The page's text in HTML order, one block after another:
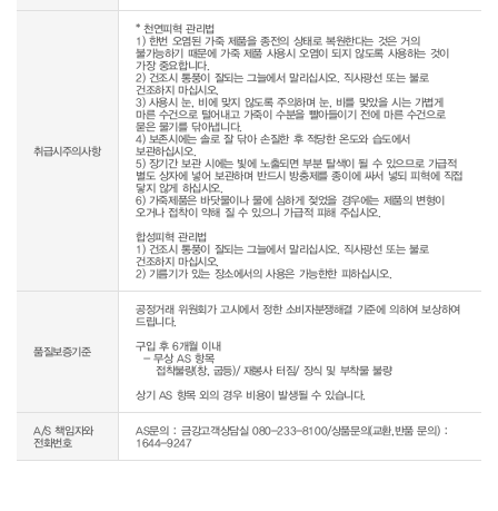
취급시주의사항
* 천연피혁 관리법
1) 한번 오염된 가죽 제품을 종전의 상태로 복원한다는 것은 거의
불가능하기 때문에 가죽 제품 사용시 오염이 되지 않도록 사용하는 것이
가장 중요합니다.
2) 건조시 통풍이 잘되는 그늘에서 말리십시오. 직사광선 또는 불로
건조하지 마십시오.
3) 사용시 눈, 비에 맞지 않도록 주의하며 눈, 비를 맞았을 시는 가볍게
마른 수건으로 털어내고 가죽이 수분을 빨아들이기 전에 마른 수건으로
묻은 물기를 닦아냅니다.
4) 보존시에는 솔로 잘 닦아 손질한 후 적당한 온도와 습도에서
보관하십시오.
5) 장기간 보관 시에는 빛에 노출되면 부분 탈색이 될 수 있으므로 가급적
별도 상자에 넣어 보관하며 반드시 방충제를 종이에 싸서 넣되 피혁에 직접
닿지 않게 하십시오.
6) 가죽제품은 바닷물이나 물에 심하게 젖었을 경우에는 제품의 변형이
오거나 접착이 약해 질 수 있으니 가급적 피해 주십시오.
합성피혁 관리법
1) 건조시 통풍이 잘되는 그늘에서 말리십시오. 직사광선 또는 불로
건조하지 마십시오.
품질보증기준
공정거래 위원회가 고시에서 정한 소비자분쟁해결 기준에 의하여 보상하여
드립니다.
구입 후 6개월 이내
  - 무상 AS 항목
상기 AS 항목 외의 경우 비용이 발생될 수 있습니다.
A/S 책임자와
전화번호
AS문의 : 금강고객상담실 080-233-8100/상품문의(교환,반품 문의) :
1644-9247